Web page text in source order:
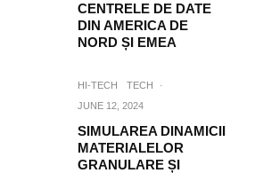
CENTRELE DE DATE
DIN AMERICA DE
NORD ȘI EMEA
HI-TECH TECH
·
JUNE 12, 2024
SIMULAREA DINAMICII
MATERIALELOR
GRANULARE ȘI